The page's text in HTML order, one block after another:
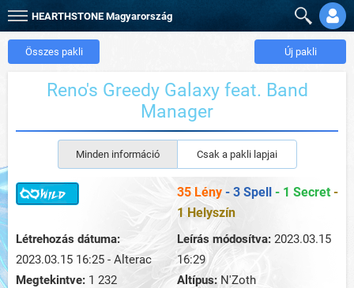
HEARTHSTONE Magyarország
Összes pakli Új pakli
Reno's Greedy Galaxy feat. Band
Manager
Minden információ Csak a pakli lapjai
35 Lény - 3 Spell - 1 Secret -
1 Helyszín
Létrehozás dátuma:
2023.03.15 16:25 - Alterac
Leírás módosítva: 2023.03.15
16:29
Megtekintve: 1 232 Altípus: N'Zoth